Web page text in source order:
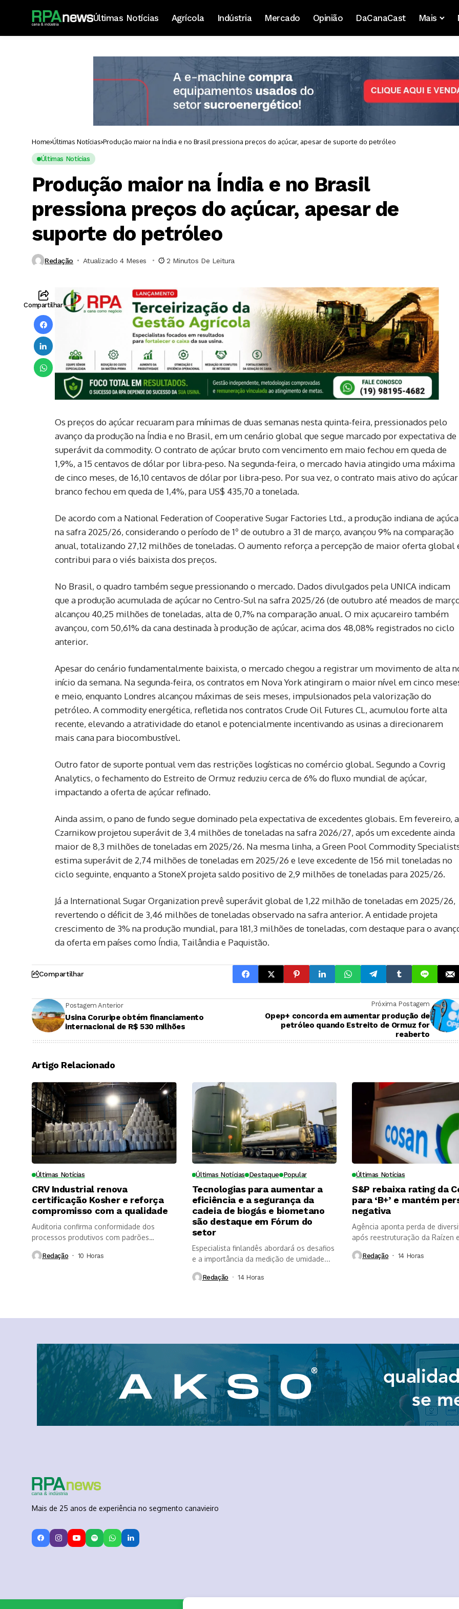
Últimas Notícias Agrícola Indústria Mercado Opinião DaCanaCast Mais
Home Últimas Notícias Produção maior na Índia e no Brasil pressiona preços do açúcar, apesar de suporte do petróleo
Últimas Notícias
Produção maior na Índia e no Brasil
pressiona preços do açúcar, apesar de
suporte do petróleo
Redação Atualizado 4 Meses ⁮ 2 Minutos De Leitura
Compartilhar
Os preços do açúcar recuaram para mínimas de duas semanas nesta quinta-feira, pressionados pelo
avanço da produção na Índia e no Brasil, em um cenário global que segue marcado por expectativa de
superávit da commodity. O contrato de açúcar bruto com vencimento em maio fechou em queda de
1,9%, a 15 centavos de dólar por libra-peso. Na segunda-feira, o mercado havia atingido uma máxima
de cinco meses, de 16,10 centavos de dólar por libra-peso. Por sua vez, o contrato mais ativo do açúcar
branco fechou em queda de 1,4%, para US$ 435,70 a tonelada.
De acordo com a National Federation of Cooperative Sugar Factories Ltd., a produção indiana de
na safra 2025/26, considerando o período de 1º de outubro a 31 de março, avançou 9% na comparação
anual, totalizando 27,12 milhões de toneladas. O aumento reforça a percepção de maior oferta global
contribui para o viés baixista dos preços.
No Brasil, o quadro também segue pressionando o mercado. Dados divulgados pela UNICA indicam
que a produção acumulada de açúcar no Centro-Sul na safra 2025/26 (de outubro até meados de
alcançou 40,25 milhões de toneladas, alta de 0,7% na comparação anual. O mix açucareiro também
avançou, com 50,61% da cana destinada à produção de açúcar, acima dos 48,08% registrados no ciclo
anterior.
Apesar do cenário fundamentalmente baixista, o mercado chegou a registrar um movimento de alta
início da semana. Na segunda-feira, os contratos em Nova York atingiram o maior nível em cinco
e meio, enquanto Londres alcançou máximas de seis meses, impulsionados pela valorização do
petróleo. A commodity energética, refletida nos contratos Crude Oil Futures CL, acumulou forte alta
recente, elevando a atratividade do etanol e potencialmente incentivando as usinas a direcionarem
mais cana para biocombustível.
Outro fator de suporte pontual vem das restrições logísticas no comércio global. Segundo aCovrig
Analytics, o fechamento do Estreito de Ormuz reduziu cerca de 6% do fluxo mundial de açúcar,
impactando a oferta de açúcar refinado.
Ainda assim, o pano de fundo segue dominado pela expectativa de excedentes globais. Em fevereiro, a
Czarnikowprojetou superávit de 3,4 milhões de toneladas na safra 2026/27, após um excedente ainda
maior de 8,3 milhões de toneladas em 2025/26. Na mesma linha, aGreen Pool Commodity
estima superávit de 2,74 milhões de toneladas em 2025/26 e leve excedente de 156 mil toneladas no
ciclo seguinte, enquanto aStoneXprojeta saldo positivo de 2,9 milhões de toneladas para 2025/26.
Já a International Sugar Organizationprevê superávit global de 1,22 milhão de toneladas em 2025/26,
revertendo o déficit de 3,46 milhões de toneladas observado na safra anterior. A entidade projeta
crescimento de 3% na produção mundial, para 181,3 milhões de toneladas, com destaque para o
da oferta em países como Índia, Tailândia e Paquistão.
Compartilhar
Postagem Anterior
Usina Coruripe obtém financiamento
internacional de R$ 530 milhões
Próxima Postagem
Opep+ concorda em aumentar produção de
petróleo quando Estreito de Ormuz for
reaberto
Artigo Relacionado
Últimas Notícias
CRV Industrial renova
certificação Kosher e reforça
compromisso com a qualidade
Auditoria confirma conformidade dos
processos produtivos com padrões
Redação 10 Horas ⁮
Últimas Notícias Destaque Popular
Tecnologias para aumentar a
eficiência e a segurança da
cadeia de biogás e biometano
são destaque em Fórum do
setor
Especialista finlandês abordará os desafios
e a importância da medição de umidade...
Redação 14 Horas ⁮
Últimas Notícias
S&P rebaixa rating da
para ‘B+’ e mantém
negativa
Agência aponta perda de
após reestruturação da Raízen
Redação 14 Horas ⁮
Mais de 25 anos de experiência no segmento canavieiro